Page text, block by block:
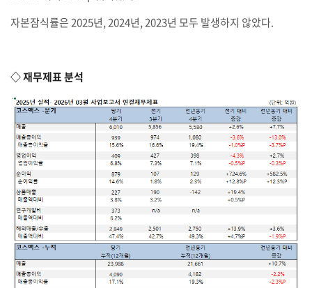
자본잠식률은 2025년, 2024년, 2023년 모두 발생하지 않았다.
◇ 재무제표 분석